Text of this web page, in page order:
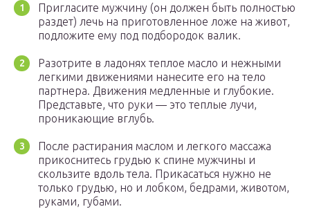
Пригласите мужчину (он должен быть полностью
раздет) лечь на приготовленное ложе на живот,
подложите ему под подбородок валик.
Разотрите в ладонях теплое масло и нежными
легкими движениями нанесите его на тело
партнера. Движения медленные и глубокие.
Представьте, что руки — это теплые лучи,
проникающие вглубь.
После растирания маслом и легкого массажа
прикоснитесь грудью к спине мужчины и
скользите вдоль тела. Прикасаться нужно не
только грудью, но и лобком, бедрами, животом,
руками, губами.